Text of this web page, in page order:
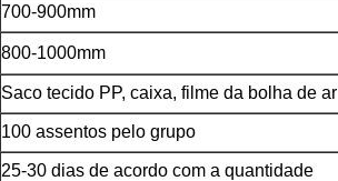
700-900mm
800-1000mm
Saco tecido PP, caixa, filme da bolha de ar
100 assentos pelo grupo
25-30 dias de acordo com a quantidade